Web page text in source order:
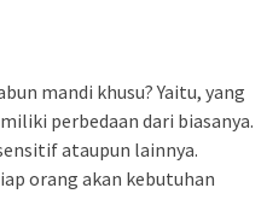
mandi khusu? Yaitu, yang
perbedaan dari biasanya.
ataupun lainnya.
orang akan kebutuhan